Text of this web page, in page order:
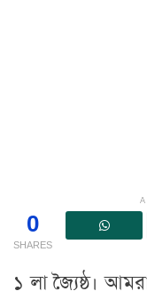
0
SHARES
১ লা জ্যৈষ্ঠ।